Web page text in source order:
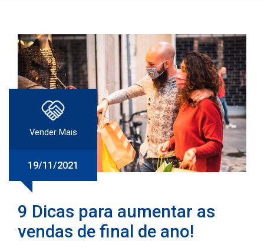
Vender Mais
19/11/2021
9 Dicas para aumentar as
vendas de final de ano!